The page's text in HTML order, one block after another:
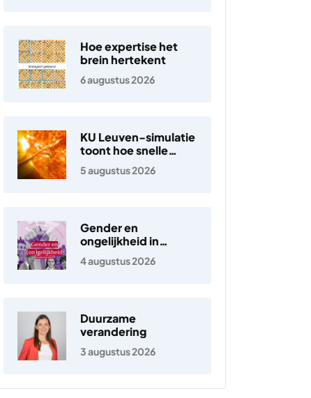
Hoe expertise het
brein hertekent
6 augustus 2026
KU Leuven-simulatie
toont hoe snelle
elektronen in de
zonnewind ontstaan
5 augustus 2026
Gender en
ongelijkheid in
Nederland
4 augustus 2026
Duurzame
verandering
3 augustus 2026